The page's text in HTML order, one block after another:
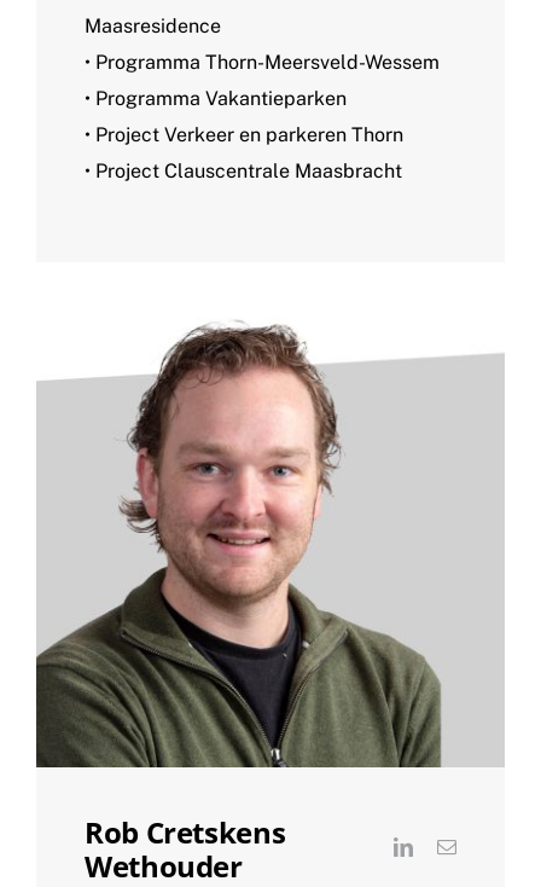
Maasresidence
• Programma Thorn-Meersveld-Wessem
• Programma Vakantieparken
• Project Verkeer en parkeren Thorn
• Project Clauscentrale Maasbracht
Rob Cretskens
Wethouder